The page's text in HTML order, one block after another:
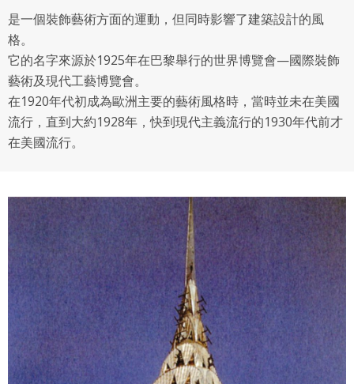
是一個裝飾藝術方面的運動，但同時影響了建築設計的風
格。
它的名字來源於1925年在巴黎舉行的世界博覽會—國際裝飾
藝術及現代工藝博覽會。
在1920年代初成為歐洲主要的藝術風格時，當時並未在美國
流行，直到大約1928年，快到現代主義流行的1930年代前才
在美國流行。
使用 Google 帳號登入
還沒有註冊帳號嗎？點擊 立刻註冊
已經有註冊帳號了嗎？點擊立刻登入
一、定義條款
授權內容：係指吉寶系統有限公司（吉寶系統公司）所有或
經授權使用而置放於吉寶知識系統網站或系統內之著作物。
衍生著作：係指就授權內容改作之創作。
二、會員規範
會員同意遵守本系統之會員規範、著作權條款及隱私權政
三、著作權授權
會員得於本系統內使用授權內容，除經著作權人有標示採取
創用CC授權或其他授權者，會員不得重製、轉載、散布或類
似方法流通授權內容。
本系統防盜拷措施或類似措施，會員不得予以破解、破壞或
以其他方法規避。
會員使用本系統之費用，由吉寶系統公司定之並按月收取。
吉寶系統公司得不定期公告與調整費用。
同意上述條款，確定註冊